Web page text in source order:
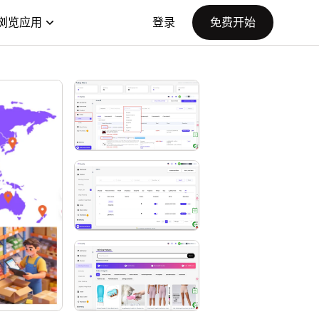
览应用 登录 免费开始